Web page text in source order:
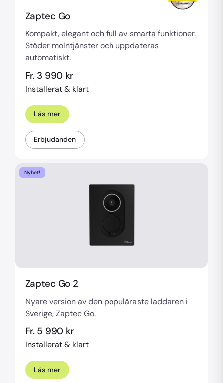
Zaptec Go
Kompakt, elegant och full av smarta funktioner.
Stöder molntjänster och uppdateras
automatiskt.
Fr. 3 990 kr
Installerat & klart
Läs mer
Erbjudanden
Nyhet!
Zaptec Go 2
Nyare version av den populäraste laddaren i
Sverige, Zaptec Go.
Fr. 5 990 kr
Installerat & klart
Läs mer